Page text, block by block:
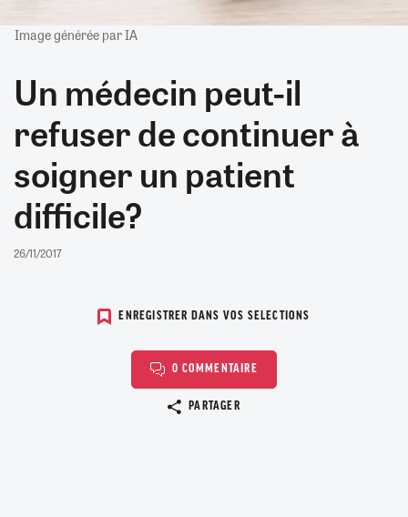
Image générée par IA
Un médecin peut-il
refuser de continuer à
soigner un patient
difficile?
26/11/2017
ENREGISTRER DANS VOS SELECTIONS
0 COMMENTAIRE
PARTAGER